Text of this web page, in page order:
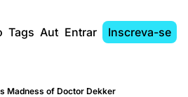
Tags AutoresEntrar Inscreva-se
Madness of Doctor Dekker